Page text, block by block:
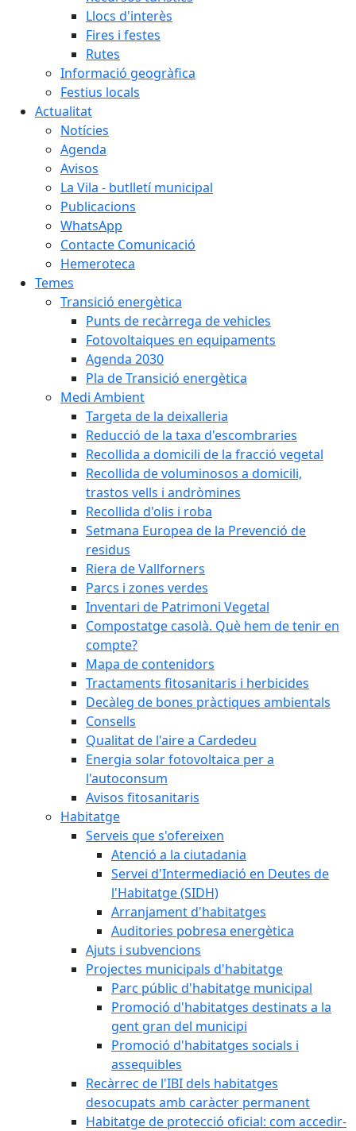
Llocs d'interès
Fires i festes
Rutes
Informació geogràfica
Festius locals
Actualitat
Notícies
Agenda
Avisos
La Vila - butlletí municipal
Publicacions
WhatsApp
Contacte Comunicació
Hemeroteca
Temes
Transició energètica
Punts de recàrrega de vehicles
Fotovoltaiques en equipaments
Agenda 2030
Pla de Transició energètica
Medi Ambient
Targeta de la deixalleria
Reducció de la taxa d'escombraries
Recollida a domicili de la fracció vegetal
Recollida de voluminosos a domicili,
trastos vells i andròmines
Recollida d'olis i roba
Setmana Europea de la Prevenció de
residus
Riera de Vallforners
Parcs i zones verdes
Inventari de Patrimoni Vegetal
Compostatge casolà. Què hem de tenir en
compte?
Mapa de contenidors
Tractaments fitosanitaris i herbicides
Decàleg de bones pràctiques ambientals
Consells
Qualitat de l'aire a Cardedeu
Energia solar fotovoltaica per a
l'autoconsum
Avisos fitosanitaris
Habitatge
Serveis que s'ofereixen
Atenció a la ciutadania
Servei d'Intermediació en Deutes de
l'Habitatge (SIDH)
Arranjament d'habitatges
Auditories pobresa energètica
Ajuts i subvencions
Projectes municipals d'habitatge
Parc públic d'habitatge municipal
Promoció d'habitatges destinats a la
gent gran del municipi
Promoció d'habitatges socials i
assequibles
Recàrrec de l'IBI dels habitatges
desocupats amb caràcter permanent
Habitatge de protecció oficial: com accedir-